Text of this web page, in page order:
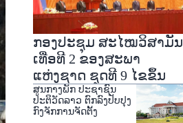
ກອງປະຊຸມ ສະໄໝວິສາມັນ
ເທື່ອທີ 2 ຂອງສະພາ
ແຫ່ງຊາດ ຊຸດທີ 9 ໄຂຂຶ້ນ
ສູນກາງພັກ ປະຊາຊົນ
ປະຕິວັດລາວ ຕົກລົງປັບປຸງ
ກົງຈັກການຈັດຕັ້ງ